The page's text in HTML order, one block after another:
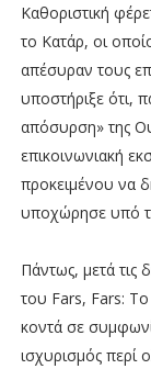
Καθοριστική
το Κατάρ, οι
απέσυραν τους
υποστήριξε ότι,
απόσυρση» της
επικοινωνιακή
προκειμένου να
υποχώρησε υπό
Πάντως, μετά
του Fars, Fars:
κοντά σε
ισχυρισμός περί